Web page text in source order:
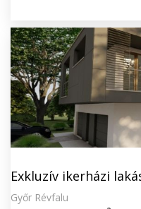
Exkluzív ikerházi
Győr Révfalu